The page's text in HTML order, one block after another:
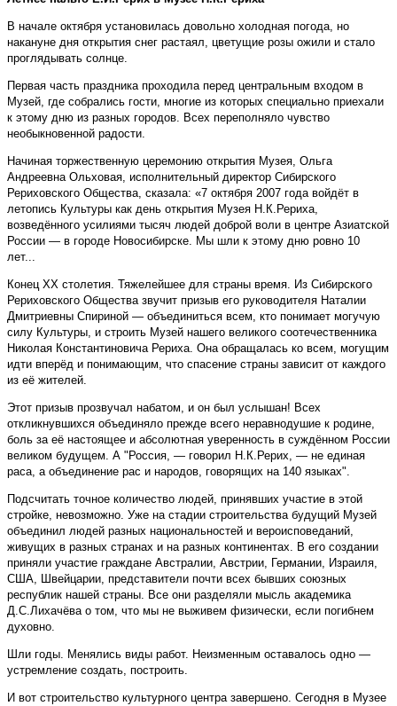
В начале октября установилась довольно холодная погода, но
накануне дня открытия снег растаял, цветущие розы ожили и стало
проглядывать солнце.
Первая часть праздника проходила перед центральным входом в
Музей, где собрались гости, многие из которых специально приехали
к этому дню из разных городов. Всех переполняло чувство
необыкновенной радости.
Начиная торжественную церемонию открытия Музея, Ольга
Андреевна Ольховая, исполнительный директор Сибирского
Рериховского Общества, сказала: «7 октября 2007 года войдёт в
летопись Культуры как день открытия Музея Н.К.Рериха,
возведённого усилиями тысяч людей доброй воли в центре Азиатской
России — в городе Новосибирске. Мы шли к этому дню ровно 10
лет...
Конец ХХ столетия. Тяжелейшее для страны время. Из Сибирского
Рериховского Общества звучит призыв его руководителя Наталии
Дмитриевны Спириной — объединиться всем, кто понимает могучую
силу Культуры, и строить Музей нашего великого соотечественника
Николая Константиновича Рериха. Она обращалась ко всем, могущим
идти вперёд и понимающим, что спасение страны зависит от каждого
из её жителей.
Этот призыв прозвучал набатом, и он был услышан! Всех
откликнувшихся объединяло прежде всего неравнодушие к родине,
боль за её настоящее и абсолютная уверенность в суждённом России
великом будущем. А "Россия, — говорил Н.К.Рерих, — не единая
раса, а объединение рас и народов, говорящих на 140 языках".
Подсчитать точное количество людей, принявших участие в этой
стройке, невозможно. Уже на стадии строительства будущий Музей
объединил людей разных национальностей и вероисповеданий,
живущих в разных странах и на разных континентах. В его создании
приняли участие граждане Австралии, Австрии, Германии, Израиля,
США, Швейцарии, представители почти всех бывших союзных
республик нашей страны. Все они разделяли мысль академика
Д.С.Лихачёва о том, что мы не выживем физически, если погибнем
духовно.
Шли годы. Менялись виды работ. Неизменным оставалось одно —
устремление создать, построить.
И вот строительство культурного центра завершено. Сегодня в Музее